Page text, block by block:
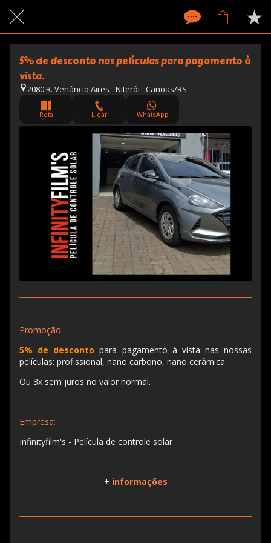
5% de desconto nas películas para pagamento à
vista.
2080 R. Venâncio Aires - Niterói - Canoas/RS
Rota Ligar WhatsApp
Promoção:
5% de desconto para pagamento à vista nas nossas
películas: profissional, nano carbono, nano cerâmica.
Ou 3x sem juros no valor normal.
Empresa:
Infinityfilm's - Película de controle solar
+ informações